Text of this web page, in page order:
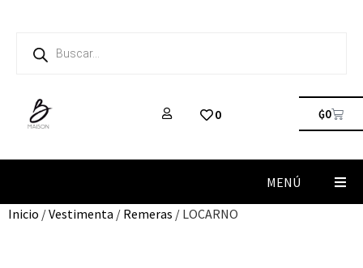
0 ₲0
MENÚ
Inicio /Vestimenta / Remeras / LOCARNO